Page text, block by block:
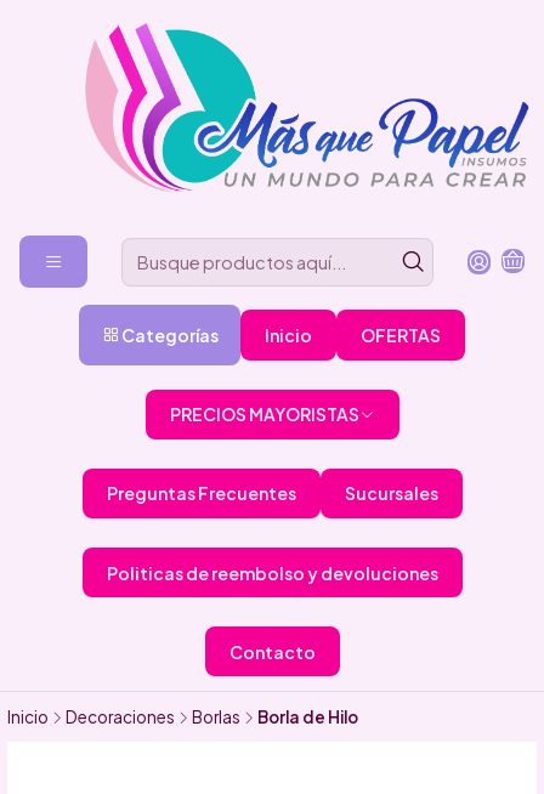
Categorías Inicio OFERTAS
PRECIOS MAYORISTAS
Preguntas Frecuentes Sucursales
Politicas de reembolso y devoluciones
Contacto
Inicio Decoraciones Borlas Borla de Hilo